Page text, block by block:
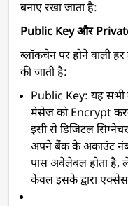
बनाए रखा जाता है:
Public Key और
ब्लॉकचेन पर होने वाली
की जाती है:
Public Key: यह सभी
मेसेज को Encrypt
इसी से डिजिटल
अपने बैंक के अकाउंट
पास अवेलेबल होता है,
केवल इसके द्वारा